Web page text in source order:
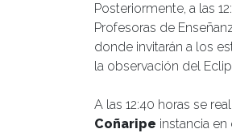
Posteriormente, a las
Profesoras de
donde invitarán a los
la observación del
A las 12:40 horas se
Coñaripe instancia